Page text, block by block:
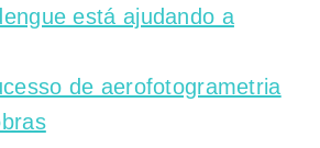
está ajudando a
de aerofotogrametria